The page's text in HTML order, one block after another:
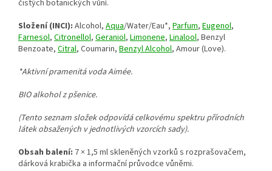
čistých botanických vůní.
Složení (INCI): Alcohol, Aqua/Water/Eau*, Parfum, Eugenol,
Farnesol, Citronellol, Geraniol, Limonene, Linalool, Benzyl
Benzoate, Citral, Coumarin, Benzyl Alcohol, Amour (Love).
*Aktivní pramenitá voda Aimée.
BIO alkohol z pšenice.
(Tento seznam složek odpovídá celkovému spektru přírodních
látek obsažených v jednotlivých vzorcích sady).
Obsah balení: 7 × 1,5 ml skleněných vzorků s rozprašovačem,
dárková krabička a informační průvodce vůněmi.